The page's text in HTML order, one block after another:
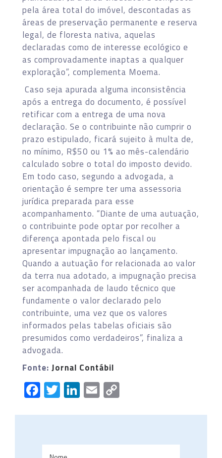
pela área total do imóvel, descontadas as
áreas de preservação permanente e reserva
legal, de floresta nativa, aquelas
declaradas como de interesse ecológico e
as comprovadamente inaptas a qualquer
exploração”, complementa Moema.
Caso seja apurada alguma inconsistência
após a entrega do documento, é possível
retificar com a entrega de uma nova
declaração. Se o contribuinte não cumprir o
prazo estipulado, ficará sujeito à multa de,
no mínimo, R$50 ou 1% ao mês-calendário
calculado sobre o total do imposto devido.
Em todo caso, segundo a advogada, a
orientação é sempre ter uma assessoria
jurídica preparada para esse
acompanhamento. “Diante de uma autuação,
o contribuinte pode optar por recolher a
diferença apontada pelo fiscal ou
apresentar impugnação ao lançamento.
Quando a autuação for relacionada ao valor
da terra nua adotado, a impugnação precisa
ser acompanhada de laudo técnico que
fundamente o valor declarado pelo
contribuinte, uma vez que os valores
informados pelas tabelas oficiais são
presumidos como verdadeiros”, finaliza a
advogada.
Fonte: Jornal Contábil
Facebook
Twitter
LinkedIn
Email